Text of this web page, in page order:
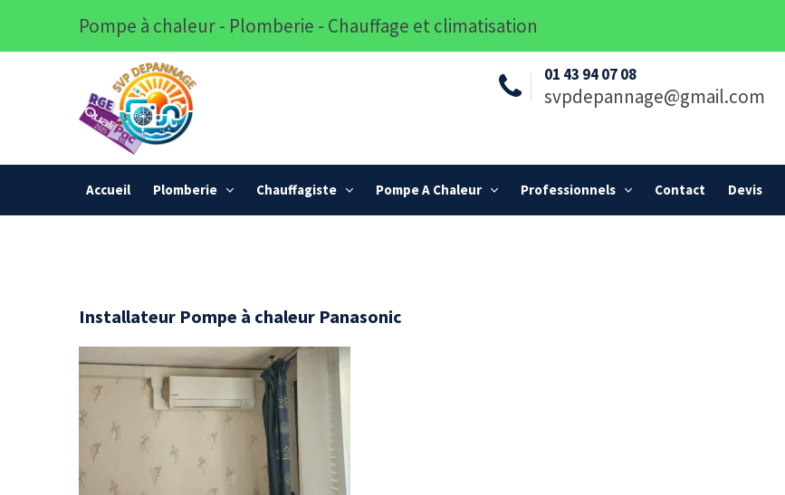
Pompe à chaleur - Plomberie - Chauffage et climatisation
01 43 94 07 08
svpdepannage@gmail.com
Accueil Plomberie Chauffagiste Pompe A Chaleur Professionnels Contact Devis
Installateur Pompe à chaleur Panasonic